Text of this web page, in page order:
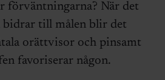
förväntningarna? När det
till målen blir det
orättvisor och pinsamt
favoriserar någon.